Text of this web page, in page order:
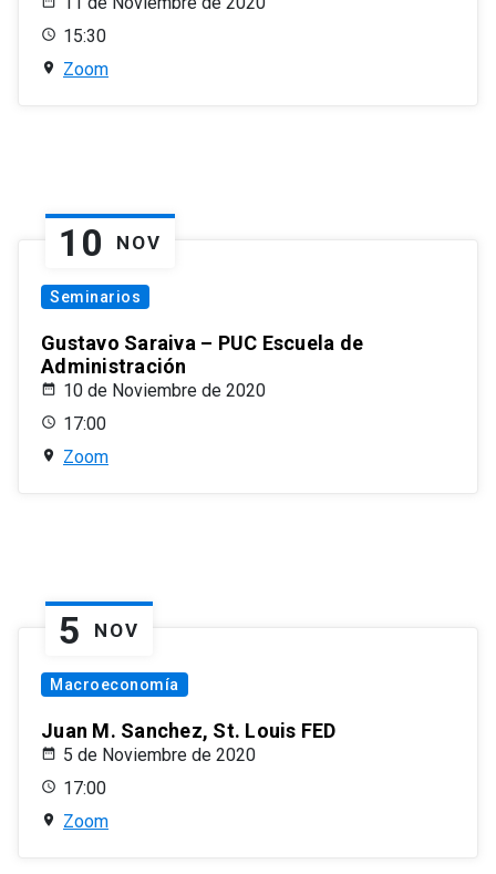
15:30
Zoom
10 NOV
Seminarios
Gustavo Saraiva – PUC Escuela de
Administración
10 de Noviembre de 2020
17:00
Zoom
5 NOV
Macroeconomía
Juan M. Sanchez, St. Louis FED
5 de Noviembre de 2020
17:00
Zoom